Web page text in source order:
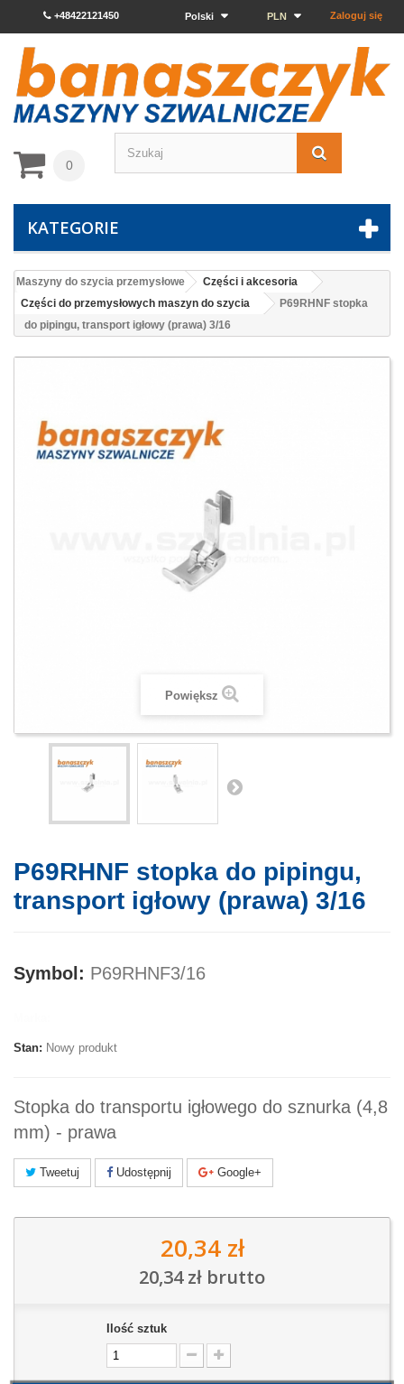
Zaloguj się
PLN
Polski
+48422121450
0
KATEGORIE
Maszyny do szycia przemysłowe
Części i akcesoria
Części do przemysłowych maszyn do szycia
P69RHNF stopka
do pipingu, transport igłowy (prawa) 3/16
Powiększ
P69RHNF stopka do pipingu,
transport igłowy (prawa) 3/16
Symbol: P69RHNF3/16
Stan: Nowy produkt
Stopka do transportu igłowego do sznurka (4,8
mm) - prawa
Tweetuj Udostępnij Google+
20,34 zł
20,34 zł brutto
Ilość sztuk